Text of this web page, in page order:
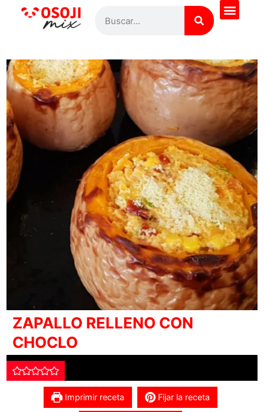
ZAPALLO RELLENO CON
CHOCLO
Imprimir receta Fijar la receta